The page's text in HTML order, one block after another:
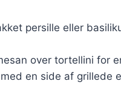
persille eller
over tortellini for
en side af grillede